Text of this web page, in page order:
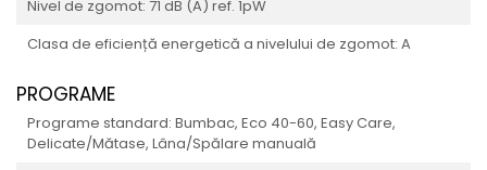
Nivel de zgomot: 71 dB (A) ref. 1pW
Clasa de eficiență energetică a nivelului de zgomot: A
PROGRAME
Programe standard: Bumbac, Eco 40-60, Easy Care,
Delicate/Mătase, Lâna/Spălare manuală